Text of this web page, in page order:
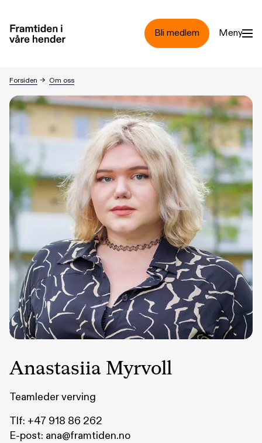
Bli medlem Meny
Forsiden → Om oss
Ansatte
Anastasiia Myrvoll
Teamleder verving
Tlf: +47 918 86 262
E-post: ana@framtiden.no